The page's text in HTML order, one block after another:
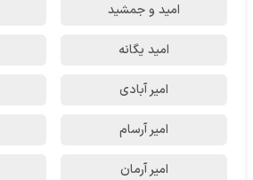
امید و جمشید
امید یگانه
امیر آبادی
امیر آرسام
امیر آرمان